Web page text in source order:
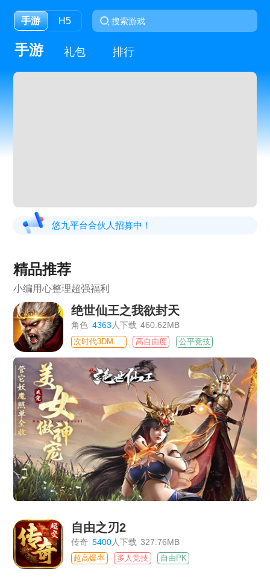
手游 H5
手游 礼包 排行
悠九平台合伙人招募中！
精品推荐
小编用心整理超强福利
绝世仙王之我欲封天
角色 4363人下载 460.62MB
高自由度 公平竞技
自由之刃2
传奇 5400人下载 327.76MB
超高爆率 多人竞技 自由PK